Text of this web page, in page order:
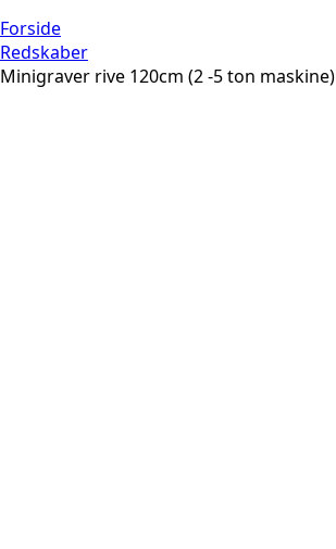
Forside
Redskaber
Minigraver rive 120cm (2 -5 ton maskine)